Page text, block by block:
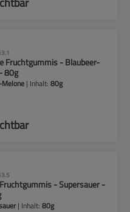
Fruchtgummis - Blaubeer-
80g
Melone | Inhalt:80g
- Supersauer -
| Inhalt:80g